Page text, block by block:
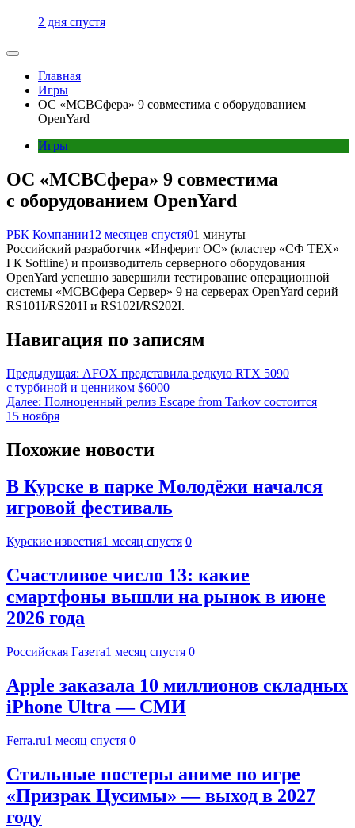
2 дня спустя
Главная
Игры
ОС «МСВСфера» 9 совместима с оборудованием
OpenYard
Игры
ОС «МСВСфера» 9 совместима
с оборудованием OpenYard
РБК Компании12 месяцев спустя01 минуты
Российский разработчик «Инферит ОС» (кластер «СФ ТЕХ»
ГК Softline) и производитель серверного оборудования
OpenYard успешно завершили тестирование операционной
системы «МСВСфера Сервер» 9 на серверах OpenYard серий
RS101I/RS201I и RS102I/RS202I.
Навигация по записям
Предыдущая: AFOX представила редкую RTX 5090
с турбиной и ценником $6000
Далее: Полноценный релиз Escape from Tarkov состоится
15 ноября
Похожие новости
В Курске в парке Молодёжи начался
игровой фестиваль
Курские известия1 месяц спустя 0
Счастливое число 13: какие
смартфоны вышли на рынок в июне
2026 года
Российская Газета1 месяц спустя 0
Apple заказала 10 миллионов складных
iPhone Ultra — СМИ
Ferra.ru1 месяц спустя 0
Стильные постеры аниме по игре
«Призрак Цусимы» — выход в 2027
году